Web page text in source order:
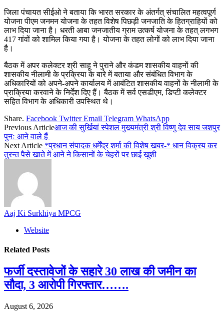
जिला पंचायत सीईओ ने बताया कि भारत सरकार के अंतर्गत् संचालित महत्वपूर्ण
योजना पीएम जनमन योजना के तहत विशेष पिछड़ी जनजाति के हितग्राहियों को
लाभ दिया जाना है। धरती आबा जनजातीय ग्राम उत्कर्ष योजना के तहत् लगभग
417 गांवों को शामिल किया गया है। योजना के तहत लोगों को लाभ दिया जाना
है।
बैठक में अपर कलेक्टर श्री साहू ने पुराने और कंडम शासकीय वाहनों की
शासकीय नीलामी के प्रक्रिया के बारे में बताया और संबंधित विभाग के
अधिकारियों को अपने-अपने कार्यालय में आबंटित शासकीय वाहनों के नीलामी के
प्राक्रिया करवाने के निर्देश दिए हैं। बैठक में सर्व एसडीएम, डिप्टी कलेक्टर
सहित विभाग के अधिकारी उपस्थित थे।
Share. Facebook Twitter Email Telegram WhatsApp
Previous Articleआज की सुर्खियां स्पेशल मुख्यमंत्री श्री विष्णु देव साय जशपुर
पुनः आने वाले हैं
Next Article *प्रधान संपादक धर्मेंद्र शर्मा की विशेष खबर-* धान विक्रय कर
तुरन्त पैसे खाते में आने ने किसानों के चेहरों पर छाई खुशी
Aaj Ki Surkhiya MPCG
Website
Related Posts
फर्जी दस्तावेजों के सहारे 30 लाख की जमीन का
सौदा, 3 आरोपी गिरफ्तार…….
August 6, 2026